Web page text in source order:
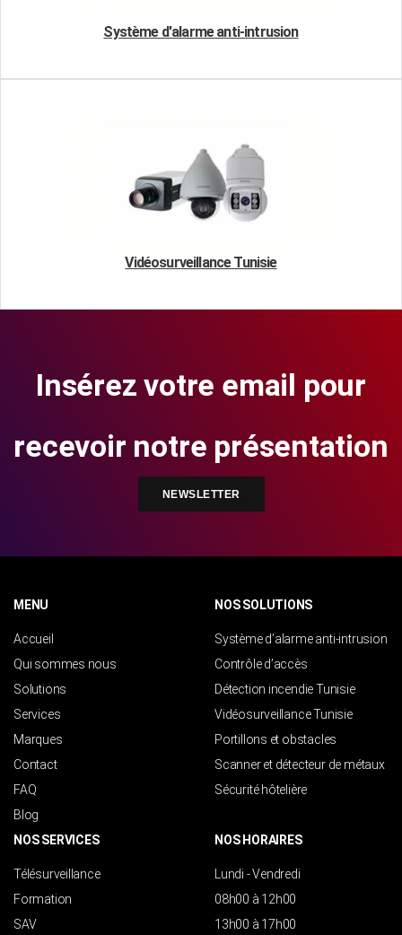
Système d'alarme anti-intrusion
Vidéosurveillance Tunisie
Insérez votre email pour
recevoir notre présentation
NEWSLETTER
MENU
Accueil
Qui sommes nous
Solutions
Services
Marques
Contact
FAQ
Blog
NOS SOLUTIONS
Système d’alarme anti-intrusion
Contrôle d’accès
Détection incendie Tunisie
Vidéosurveillance Tunisie
Portillons et obstacles
Scanner et détecteur de métaux
Sécurité hôtelière
NOS SERVICES
Télésurveillance
Formation
SAV
NOS HORAIRES
Lundi - Vendredi
08h00 à 12h00
13h00 à 17h00